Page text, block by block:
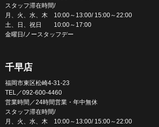
スタッフ滞在時間/
月、火、水、木 10:00～13:00/ 15:00～22:00
土、日、祝日 10:00～17:00
金曜日/ノースタッフデー
千早店
福岡市東区松崎4-31-23
TEL／092-600-4460
営業時間／24時間営業・年中無休
スタッフ滞在時間/
月、火、水、木 10:00～13:00/ 15:00～22:00